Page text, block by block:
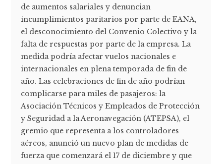
de aumentos salariales y denuncian
incumplimientos paritarios por parte de EANA,
el desconocimiento del Convenio Colectivo y la
falta de respuestas por parte de la empresa. La
medida podría afectar vuelos nacionales e
internacionales en plena temporada de fin de
año. Las celebraciones de fin de año podrían
complicarse para miles de pasajeros: la
Asociación Técnicos y Empleados de Protección
y Seguridad a la Aeronavegación (ATEPSA), el
gremio que representa a los controladores
aéreos, anunció un nuevo plan de medidas de
fuerza que comenzará el 17 de diciembre y que